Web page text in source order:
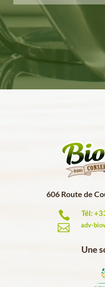
606 Route de
 Tél:
 adv-
Une